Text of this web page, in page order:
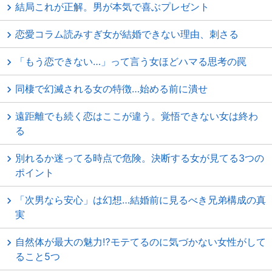
結局これが正解。男が本気で喜ぶプレゼント
恋愛コラム読みすぎ女が結婚できない理由、刺さる
「もう恋できない…」って言う女ほどハマる思考の罠
同棲で幻滅される女の特徴…始める前に潰せ
遠距離でも続く恋はここが違う。覚悟できない女は終わ
る
別れるか迷ってる時点で危険。決断する女が見てる3つの
ポイント
「次男なら安心」は幻想…結婚前に見るべき兄弟構成の真
実
自然体が最大の魅力⁉️モテてるのに気づかない女性がして
ること5つ